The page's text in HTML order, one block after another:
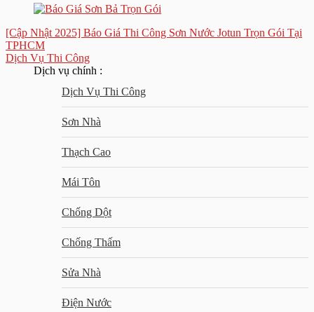
[Cập Nhật 2025] Báo Giá Thi Công Sơn Nước Jotun Trọn Gói Tại
TPHCM
Dịch Vụ Thi Công
Dịch vụ chính :
Dịch Vụ Thi Công
Sơn Nhà
Thạch Cao
Mái Tôn
Chống Dột
Chống Thấm
Sửa Nhà
Điện Nước